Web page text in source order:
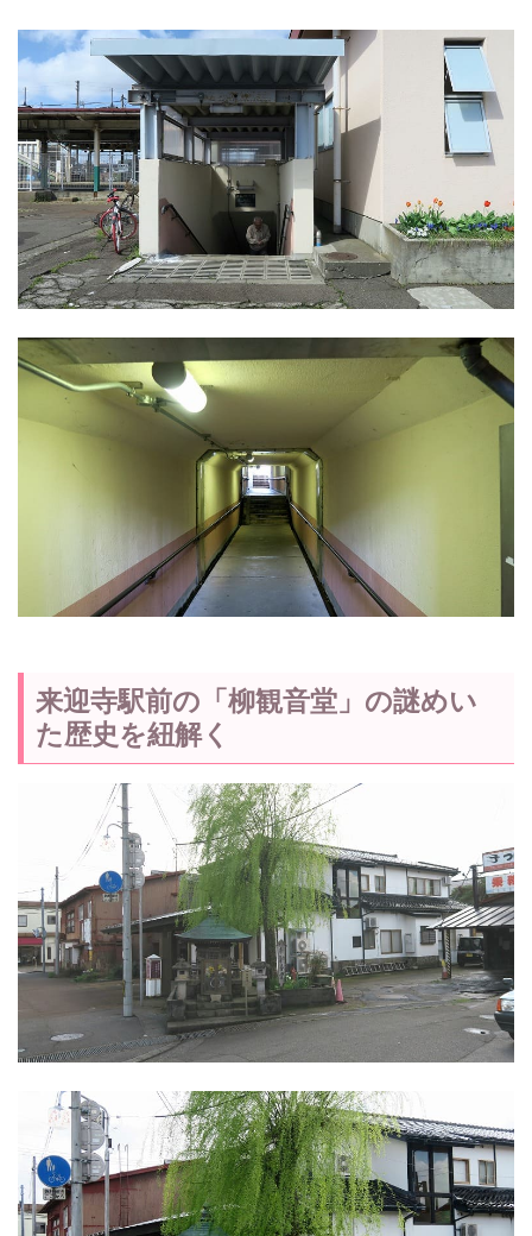
来迎寺駅前の「柳観音堂」の謎めい
た歴史を紐解く